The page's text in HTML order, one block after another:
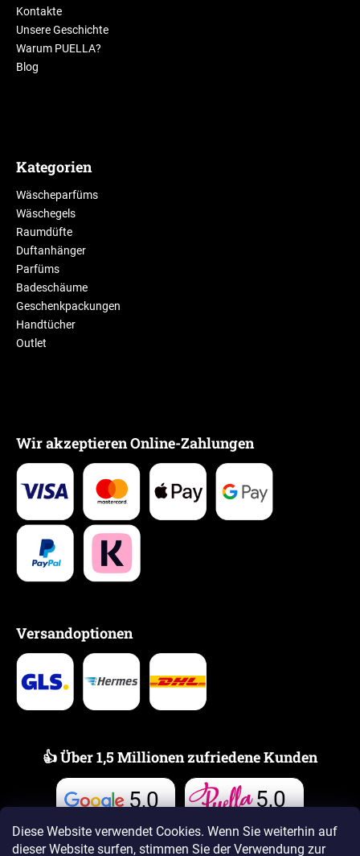
Diese Website verwendet Cookies. Wenn Sie weiterhin auf
dieser Website surfen, stimmen Sie der Verwendung zur
Kontakte
Unsere Geschichte
Warum PUELLA?
Blog
Kategorien
Wäscheparfüms
Wäschegels
Raumdüfte
Duftanhänger
Parfüms
Badeschäume
Geschenkpackungen
Handtücher
Outlet
Wir akzeptieren Online-Zahlungen
Versandoptionen
👍 Über 1,5 Millionen zufriedene Kunden
5,0
Bewertungen
5,0